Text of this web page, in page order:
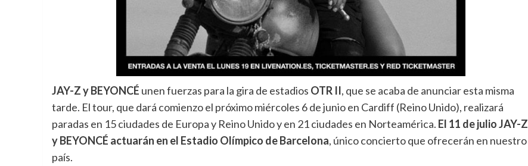
JAY-Z y BEYONCÉ unen fuerzas para la gira de estadios OTR II, que se acaba de anunciar esta misma
tarde. El tour, que dará comienzo el próximo miércoles 6 de junio en Cardiff (Reino Unido), realizará
paradas en 15 ciudades de Europa y Reino Unido y en 21 ciudades en Norteamérica. El 11 de julio JAY-Z
y BEYONCÉ actuarán en el Estadio Olímpico de Barcelona, único concierto que ofrecerán en nuestro
país.